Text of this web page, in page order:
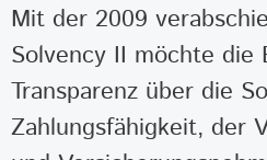
Mit der 2009
Solvency II möchte die
Transparenz über die
Zahlungsfähigkeit, der